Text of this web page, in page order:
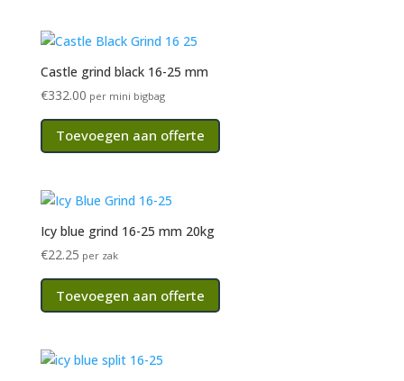
Castle grind black 16-25 mm
€332.00 per mini bigbag
Toevoegen aan offerte
Icy blue grind 16-25 mm 20kg
€22.25 per zak
Toevoegen aan offerte